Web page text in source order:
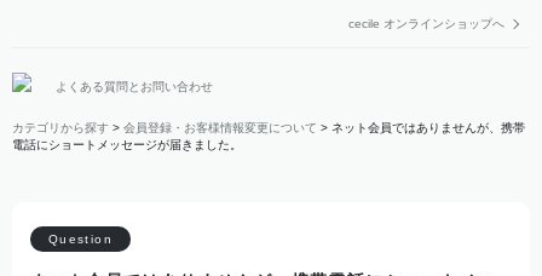
cecile オンラインショップへ
よくある質問とお問い合わせ
カテゴリから探す > 会員登録・お客様情報変更について > ネット会員ではありませんが、携帯
電話にショートメッセージが届きました。